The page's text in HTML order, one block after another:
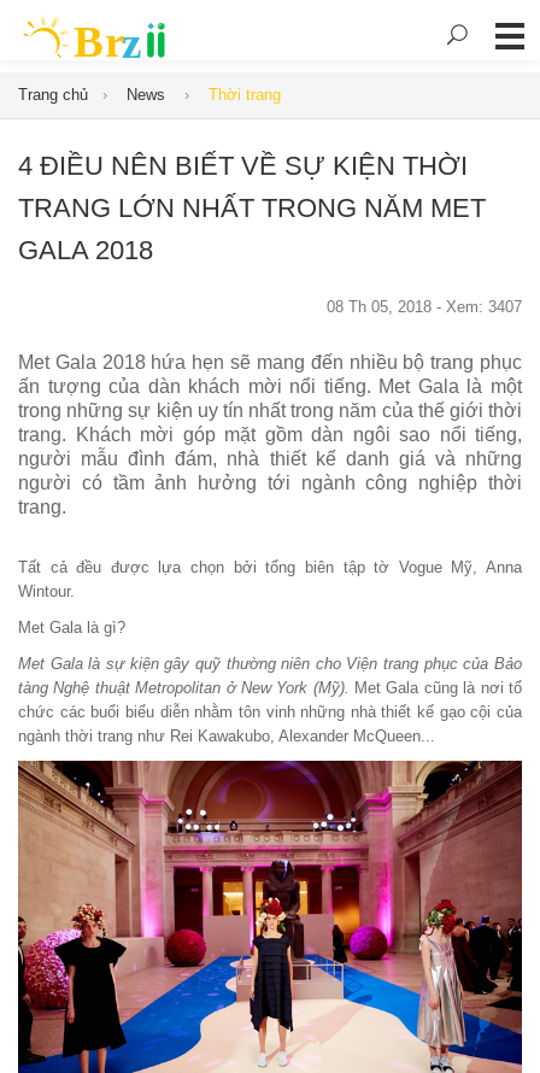
Trang chủ News Thời trang
4 ĐIỀU NÊN BIẾT VỀ SỰ KIỆN THỜI
TRANG LỚN NHẤT TRONG NĂM MET
GALA 2018
08 Th 05, 2018 - Xem: 3407
Met Gala 2018 hứa hẹn sẽ mang đến nhiều bộ trang phục
ấn tượng của dàn khách mời nổi tiếng. Met Gala là một
trong những sự kiện uy tín nhất trong năm của thế giới thời
trang. Khách mời góp mặt gồm dàn ngôi sao nổi tiếng,
người mẫu đình đám, nhà thiết kế danh giá và những
người có tầm ảnh hưởng tới ngành công nghiệp thời
trang.
Tất cả đều được lựa chọn bởi tổng biên tập tờ Vogue Mỹ, Anna
Wintour.
Met Gala là gì?
Met Gala là sự kiện gây quỹ thường niên cho Viện trang phục của Bảo
tàng Nghệ thuật Metropolitan ở New York (Mỹ). Met Gala cũng là nơi tổ
chức các buổi biểu diễn nhằm tôn vinh những nhà thiết kế gạo cội của
ngành thời trang như Rei Kawakubo, Alexander McQueen...